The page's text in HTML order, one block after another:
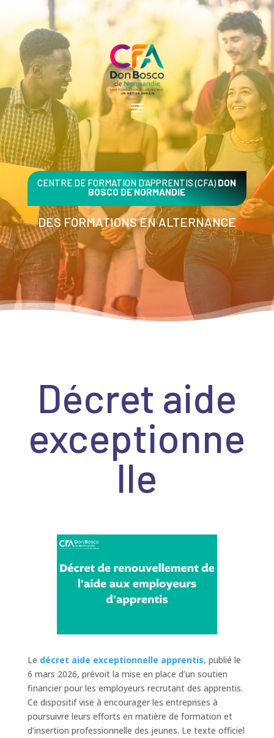
CENTRE DE FORMATION D’APPRENTIS (CFA)DON
BOSCO DE NORMANDIE
DES FORMATIONS EN ALTERNANCE
Décret aide
exceptionne
lle
Le décret aide exceptionnelle apprentis, publié le
6 mars 2026, prévoit la mise en place d’un soutien
financier pour les employeurs recrutant des apprentis.
Ce dispositif vise à encourager les entreprises à
poursuivre leurs efforts en matière de formation et
d’insertion professionnelle des jeunes. Le texte officiel